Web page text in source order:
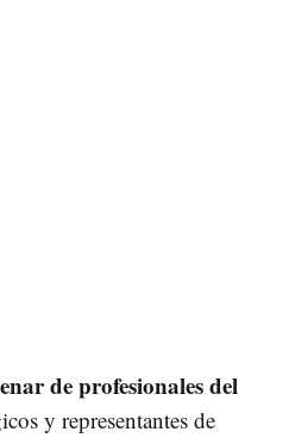
de profesionales del
y representantes de